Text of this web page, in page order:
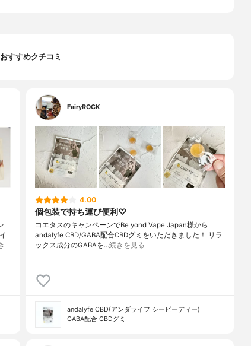
すすめクチコミ
FairyROCK
4.00
個包装で持ち運び便利♡
コエタスのキャンペーンでBe yond Vape Japan様から
andalyfe CBD/GABA配合CBDグミをいただきました！ リラ
ックス成分のGABAを…続きを見る
andalyfe CBD(アンダライフ シービーディー)
GABA配合 CBDグミ